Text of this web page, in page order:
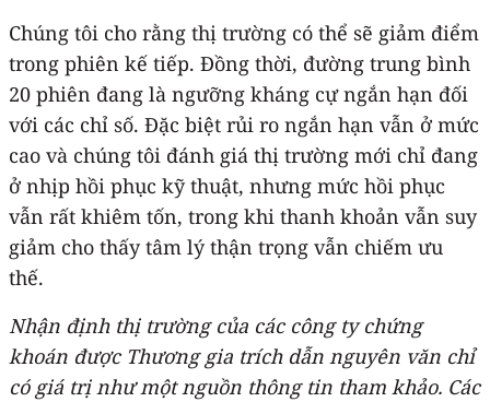
Chúng tôi cho rằng thị trường có thể sẽ giảm điểm
trong phiên kế tiếp. Đồng thời, đường trung bình
20 phiên đang là ngưỡng kháng cự ngắn hạn đối
với các chỉ số. Đặc biệt rủi ro ngắn hạn vẫn ở mức
cao và chúng tôi đánh giá thị trường mới chỉ đang
ở nhịp hồi phục kỹ thuật, nhưng mức hồi phục
vẫn rất khiêm tốn, trong khi thanh khoản vẫn suy
giảm cho thấy tâm lý thận trọng vẫn chiếm ưu
thế.
Nhận định thị trường của các công ty chứng
khoán được Thương gia trích dẫn nguyên văn chỉ
có giá trị như một nguồn thông tin tham khảo. Các